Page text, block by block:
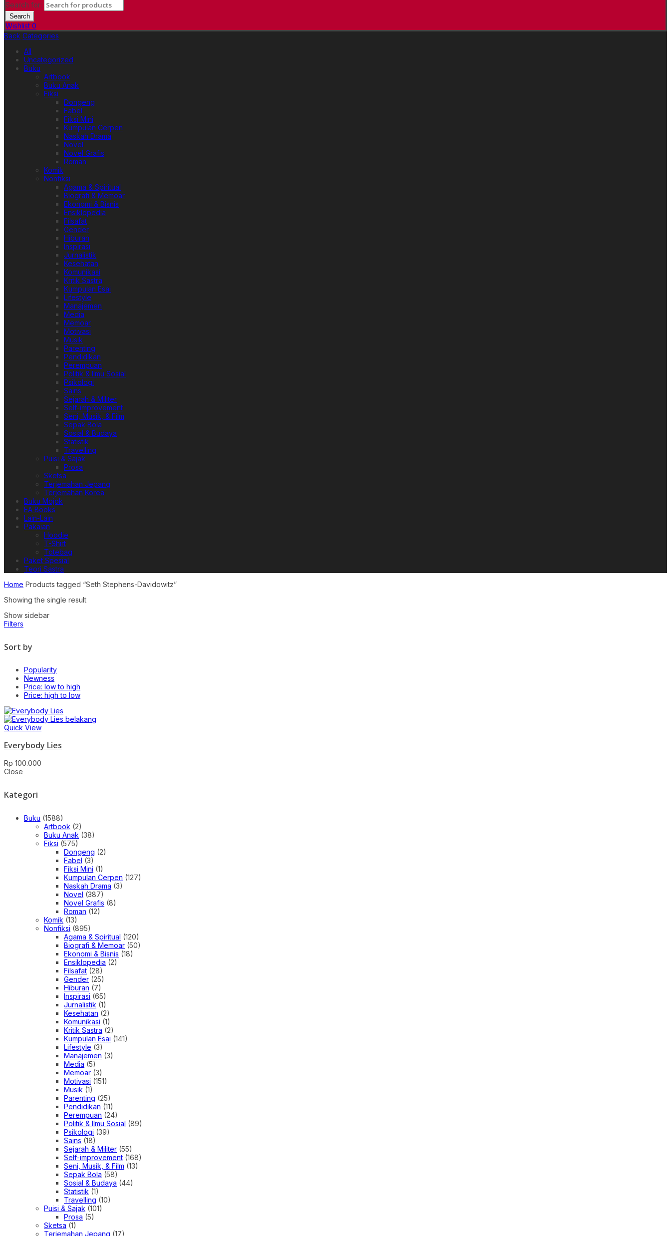
Search for:
Search
Wishlist 0
Back Categories
All
Uncategorized
Buku
Artbook
Buku Anak
Fiksi
Dongeng
Fabel
Fiksi Mini
Kumpulan Cerpen
Naskah Drama
Novel
Novel Grafis
Roman
Komik
Nonfiksi
Agama & Spiritual
Biografi & Memoar
Ekonomi & Bisnis
Ensiklopedia
Filsafat
Gender
Hiburan
Inspirasi
Jurnalistik
Kesehatan
Komunikasi
Kritik Sastra
Kumpulan Esai
Lifestyle
Manajemen
Media
Memoar
Motivasi
Musik
Parenting
Pendidikan
Perempuan
Politik & Ilmu Sosial
Psikologi
Sains
Sejarah & Militer
Self-improvement
Seni, Musik, & Film
Sepak Bola
Sosial & Budaya
Statistik
Travelling
Puisi & Sajak
Prosa
Sketsa
Terjemahan Jepang
Terjemahan Korea
Buku Mojok
EA Books
Lain-Lain
Pakaian
Hoodie
T-Shirt
Totebag
Paket Spesial
Teori Sastra
Home Products tagged “Seth Stephens-Davidowitz”
Showing the single result
Show sidebar
Filters
Sort by
Popularity
Newness
Price: low to high
Price: high to low
Quick View
Everybody Lies
Rp 100.000
Close
Kategori
Buku (1588)
Artbook (2)
Buku Anak (38)
Fiksi (575)
Dongeng (2)
Fabel (3)
Fiksi Mini (1)
Kumpulan Cerpen (127)
Naskah Drama (3)
Novel (387)
Novel Grafis (8)
Roman (12)
Komik (13)
Nonfiksi (895)
Agama & Spiritual (120)
Biografi & Memoar (50)
Ekonomi & Bisnis (18)
Ensiklopedia (2)
Filsafat (28)
Gender (25)
Hiburan (7)
Inspirasi (65)
Jurnalistik (1)
Kesehatan (2)
Komunikasi (1)
Kritik Sastra (2)
Kumpulan Esai (141)
Lifestyle (3)
Manajemen (3)
Media (5)
Memoar (3)
Motivasi (151)
Musik (1)
Parenting (25)
Pendidikan (11)
Perempuan (24)
Politik & Ilmu Sosial (89)
Psikologi (39)
Sains (18)
Sejarah & Militer (55)
Self-improvement (168)
Seni, Musik, & Film (13)
Sepak Bola (58)
Sosial & Budaya (44)
Statistik (1)
Travelling (10)
Puisi & Sajak (101)
Prosa (5)
Sketsa (1)
Terjemahan Jepang (17)